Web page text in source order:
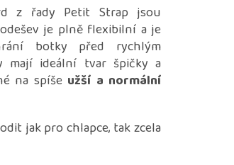
z řady Petit Strap jsou
je plně flexibilní a je
botky před rychlým
mají ideální tvar špičky a
na spíše užší a normální
jak pro chlapce, tak zcela